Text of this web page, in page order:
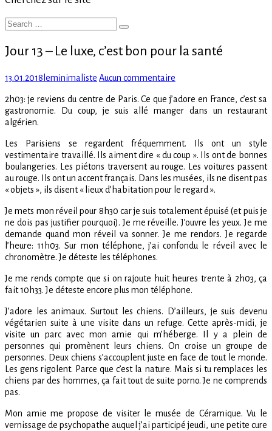
Search
Search
Jour 13 – Le luxe, c’est bon pour la santé
Posted
13.01.2018 Author
leminimaliste Aucun commentaire
13
–
c’est
bon
pour
la
santé
2h03: je reviens du centre de Paris. Ce que j’adore en France, c’est sa
gastronomie. Du coup, je suis allé manger dans un restaurant
algérien.
Les Parisiens se regardent fréquemment. Ils ont un style
vestimentaire travaillé. Ils aiment dire « du coup ». Ils ont de bonnes
boulangeries. Les piétons traversent au rouge. Les voitures passent
au rouge. Ils ont un accent français. Dans les musées, ils ne disent pas
« objets », ils disent « lieux d’habitation pour le regard ».
Je mets mon réveil pour 8h30 car je suis totalement épuisé (et puis je
ne dois pas justifier pourquoi). Je me réveille. J’ouvre les yeux. Je me
demande quand mon réveil va sonner. Je me rendors. Je regarde
l’heure: 11h03. Sur mon téléphone, j’ai confondu le réveil avec le
chronomètre. Je déteste les téléphones.
Je me rends compte que si on rajoute huit heures trente à 2h03, ça
fait 10h33. Je déteste encore plus mon téléphone.
J’adore les animaux. Surtout les chiens. D’ailleurs, je suis devenu
végétarien suite à une visite dans un refuge. Cette après-midi, je
visite un parc avec mon amie qui m’héberge. Il y a plein de
personnes qui promènent leurs chiens. On croise un groupe de
personnes. Deux chiens s’accouplent juste en face de tout le monde.
Les gens rigolent. Parce que c’est la nature. Mais si tu remplaces les
chiens par des hommes, ça fait tout de suite porno. Je ne comprends
pas.
Mon amie me propose de visiter le musée de Céramique. Vu le
vernissage de psychopathe auquel j’ai participé jeudi, une petite cure